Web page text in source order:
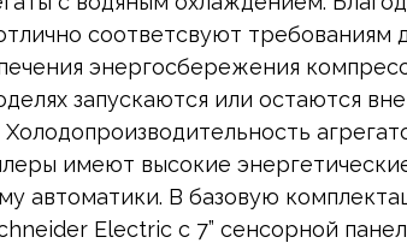
соответсвуют требованиям
энергосбережения
запускаются или остаются
имеют высокие
автоматики. В базовую
Electric c 7” сенсорной